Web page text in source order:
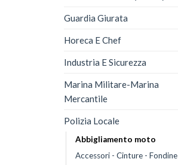
Guardia Giurata
Horeca E Chef
Industria E Sicurezza
Marina Militare-Marina
Mercantile
Polizia Locale
Abbigliamento moto
Accessori - Cinture - Fondine